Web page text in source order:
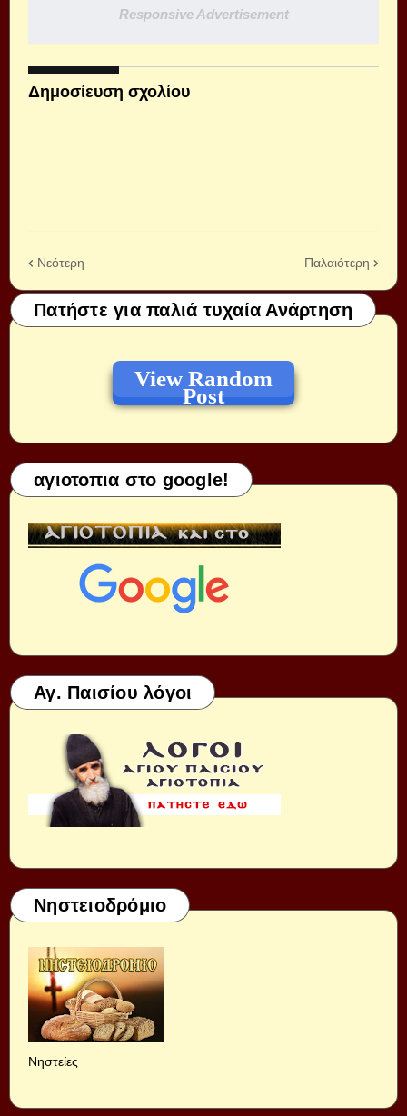
Responsive Advertisement
Δημοσίευση σχολίου
Νεότερη Παλαιότερη
Πατήστε για παλιά τυχαία Ανάρτηση
View Random
Post
αγιοτοπια στο google!
Αγ. Παισίου λόγοι
Νηστειοδρόμιο
Νηστείες